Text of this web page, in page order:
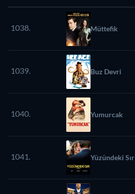
1038. Müttefik
1039. Buz Devri
1040. Yumurcak
1041. Yüzündeki Sır